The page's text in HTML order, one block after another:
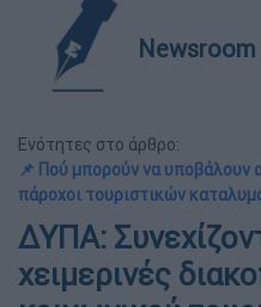
Newsroom
Ενότητες στο άρθρο:
📌 Πού μπορούν να υποβάλουν
πάροχοι τουριστικών
ΔΥΠΑ:
χειμερινές